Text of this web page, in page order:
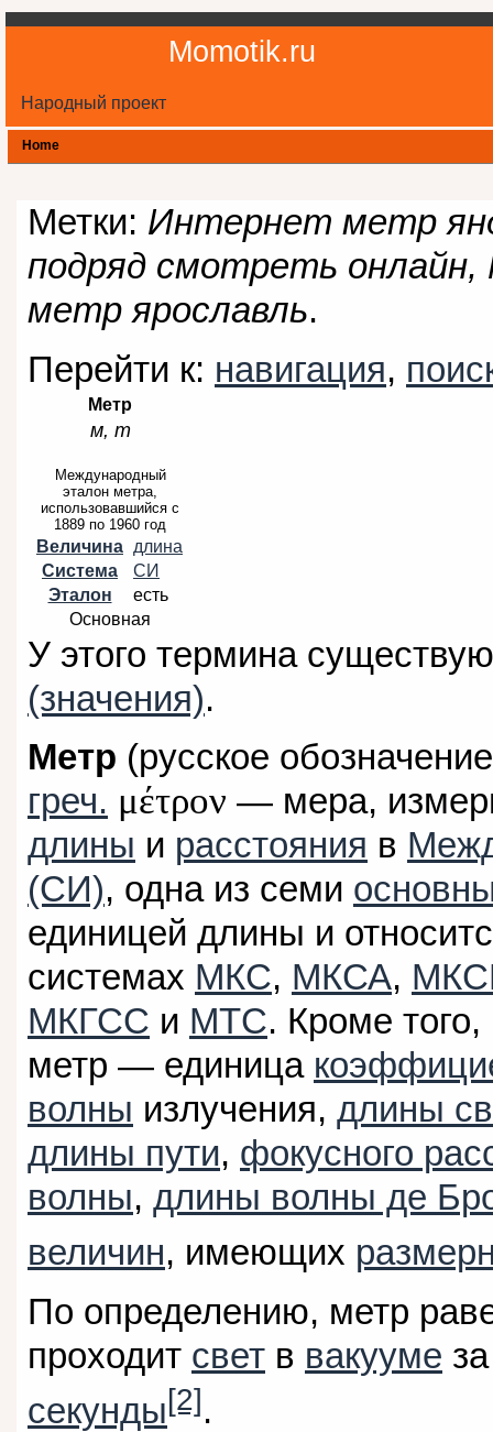
Momotik.ru
Народный проект
Home
Метки: Интернет метр
подряд смотреть
метр ярославль.
Перейти к: навигация,
Метр
м, m
Международный
эталон метра,
использовавшийся с
1889 по 1960 год
Величина длина
Система
СИ
Эталон
есть
Основная
У этого термина
(значения).
Метр (русское
греч. μέτρον — мера,
длины и расстояния в
(СИ), одна из семи
единицей длины и
системах МКС, МКСА,
МКГСС и МТС. Кроме
метр — единица
волны излучения, длины
длины пути, фокусного
волны, длины волны де
величин, имеющих
По определению, метр
проходит свет в вакууме
секунды[2].